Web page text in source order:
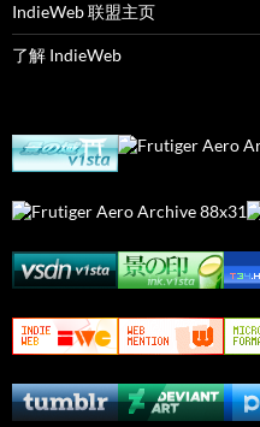
IndieWeb 联盟主页
了解 IndieWeb